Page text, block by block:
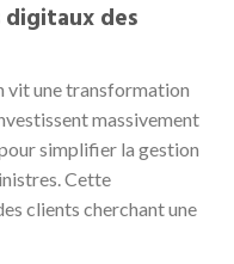
digitaux des
vit une transformation
massivement
simplifier la gestion
Cette
clients cherchant une